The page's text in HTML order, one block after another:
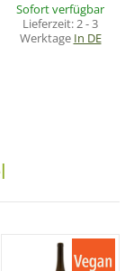
Sofort verfügbar
Lieferzeit:2 - 3
Werktage In DE